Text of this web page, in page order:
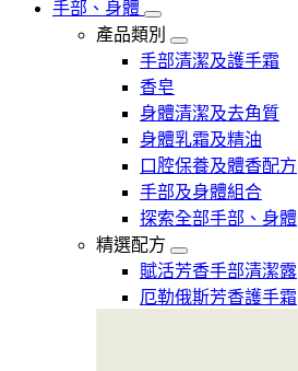
手部、身體
產品類別
手部清潔及護手霜
香皂
身體清潔及去角質
身體乳霜及精油
口腔保養及體香配方
手部及身體組合
探索全部手部、身體
精選配方
賦活芳香手部清潔露
厄勒俄斯芳香護手霜